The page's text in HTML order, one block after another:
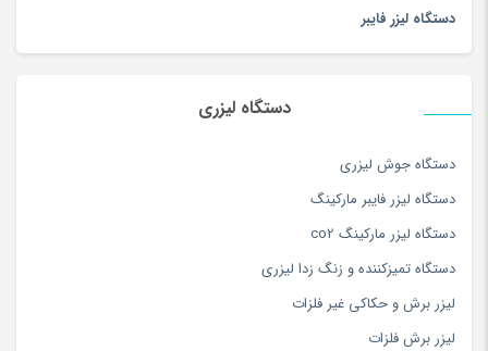
دستگاه لیزر فایبر
دستگاه لیزری
دستگاه جوش لیزری
دستگاه لیزر فایبر مارکینگ
دستگاه لیزر مارکینگ co2
دستگاه تمیزکننده و زنگ زدا لیزری
لیزر برش و حکاکی غیر فلزات
لیزر برش فلزات